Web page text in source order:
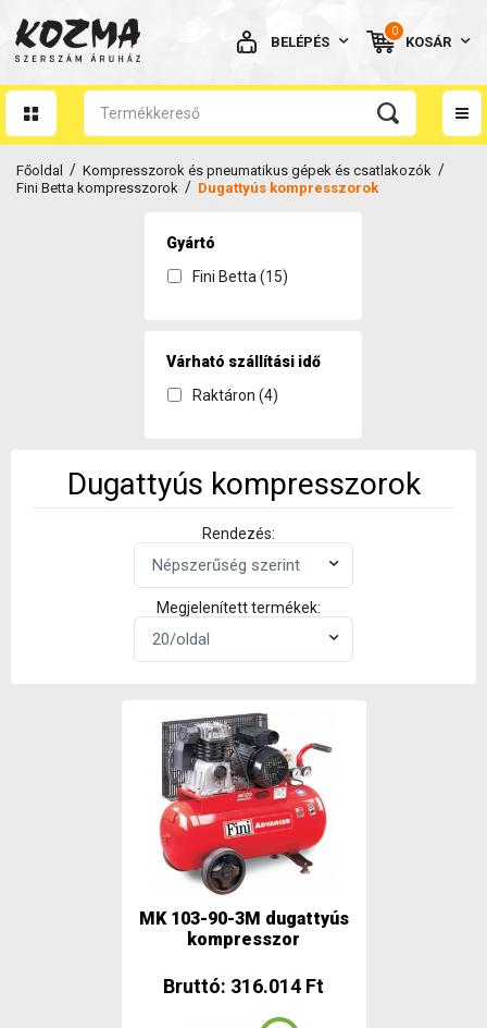
BELÉPÉS
BELÉPÉS
NINCS MÉG FIÓKOM
0
KOSÁR
Főoldal / Kompresszorok és pneumatikus gépek és csatlakozók /
Fini Betta kompresszorok / Dugattyús kompresszorok
Gyártó
Fini Betta (15)
Várható szállítási idő
Raktáron (4)
Dugattyús kompresszorok
Rendezés:
Megjelenített termékek:
MK 103-90-3M dugattyús
kompresszor
Bruttó: 316.014 Ft